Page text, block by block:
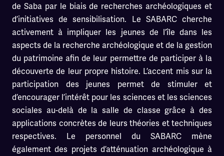
de Saba par le biais de recherches archéologiques et
d’initiatives de sensibilisation. Le SABARC cherche
activement à impliquer les jeunes de l’île dans les
aspects de la recherche archéologique et de la gestion
du patrimoine afin de leur permettre de participer à la
découverte de leur propre histoire. L’accent mis sur la
participation des jeunes permet de stimuler et
d’encourager l’intérêt pour les sciences et les sciences
sociales au-delà de la salle de classe grâce à des
applications concrètes de leurs théories et techniques
respectives. Le personnel du SABARC mène
également des projets d’atténuation archéologique à